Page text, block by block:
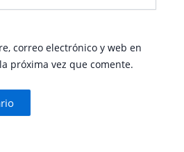
correo electrónico y web en
próxima vez que comente.